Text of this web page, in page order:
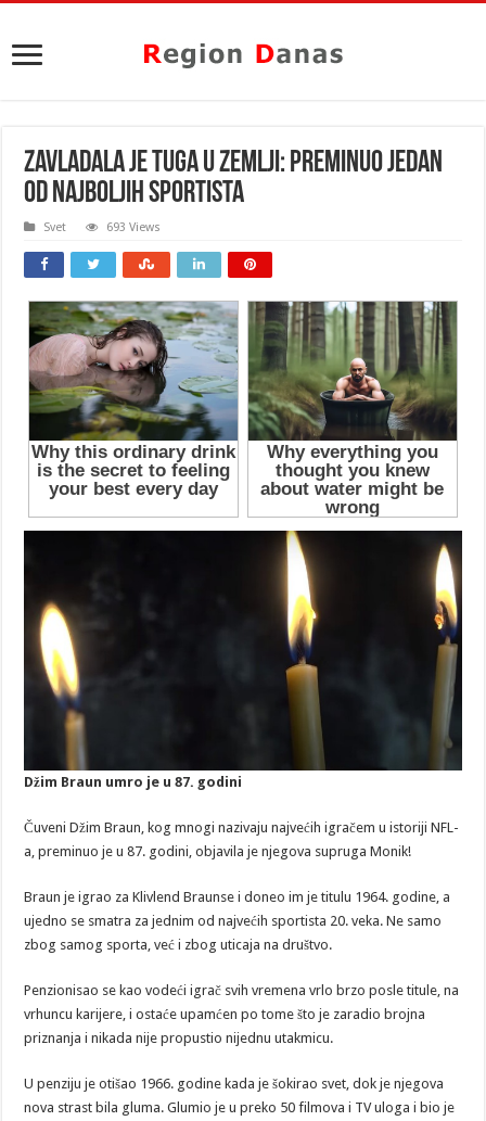
ZAVLADALA JE TUGA U ZEMLJI: Preminuo jedan
od najboljih SPORTISTA
Svet 693 Views
Džim Braun umro je u 87. godini
Čuveni Džim Braun, kog mnogi nazivaju najvećih igračem u istoriji NFL-
a, preminuo je u 87. godini, objavila je njegova supruga Monik!
Braun je igrao za Klivlend Braunse i doneo im je titulu 1964. godine, a
ujedno se smatra za jednim od najvećih sportista 20. veka. Ne samo
zbog samog sporta, već i zbog uticaja na društvo.
Penzionisao se kao vodeći igrač svih vremena vrlo brzo posle titule, na
vrhuncu karijere, i ostaće upamćen po tome što je zaradio brojna
priznanja i nikada nije propustio nijednu utakmicu.
U penziju je otišao 1966. godine kada je šokirao svet, dok je njegova
nova strast bila gluma. Glumio je u preko 50 filmova i TV uloga i bio je